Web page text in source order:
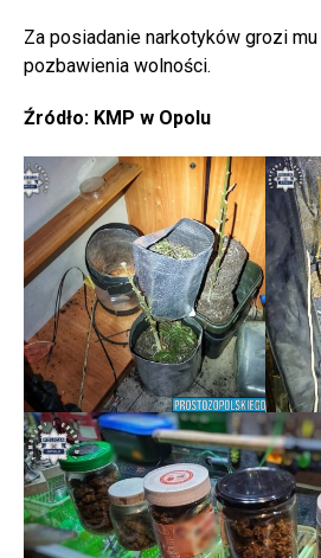
Za posiadanie narkotyków grozi
pozbawienia wolności.
Źródło: KMP w Opolu